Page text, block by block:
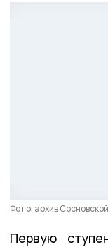
Фото: архив
Первую